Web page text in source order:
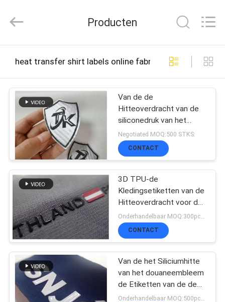
THUIS
PRODUCTEN
OVER
ONS
FABRIEKSREIS
KWALITEITSCONTROLE
CONTACTEER
ONS
Accessories
Co.,Ltd.
Rights
Producten
heat transfer shirt labels online fabricage
Van de de
Hitteoverdracht van de
siliconedruk van het
Overhemdsetiketten
Druk van Eco de
Vriendschappelijke 3D
Negotiated MOQ:500 STKS:
CONTACT
3D TPU-de
Kledingsetiketten van de
Hitteoverdracht voor de
Sportkledingssgs BV van
het Polooverhemd de
Sportkleding van het
CONTACT
Van de het Siliciumhitte
van het douaneembleem
de Etiketten van de de
Overdrachtkleding voor